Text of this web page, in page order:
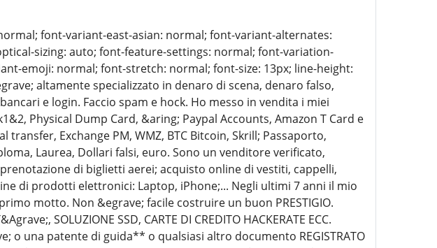
font-variant-east-asian: normal; font-variant-alternates:
sizing: auto; font-feature-settings: normal; font-variation-
emoji: normal; font-stretch: normal; font-size: 13px; line-height:
altamente specializzato in denaro di scena, denaro falso,
e login. Faccio spam e hock. Ho messo in vendita i miei
Physical Dump Card, &aring; Paypal Accounts, Amazon T Card e
transfer, Exchange PM, WMZ, BTC Bitcoin, Skrill; Passaporto,
Laurea, Dollari falsi, euro. Sono un venditore verificato,
di biglietti aerei; acquisto online di vestiti, cappelli,
di prodotti elettronici: Laptop, iPhone;... Negli ultimi 7 anni il mio
motto. Non &egrave; facile costruire un buon PRESTIGIO.
SOLUZIONE SSD, CARTE DI CREDITO HACKERATE ECC.
una patente di guida** o qualsiasi altro documento REGISTRATO